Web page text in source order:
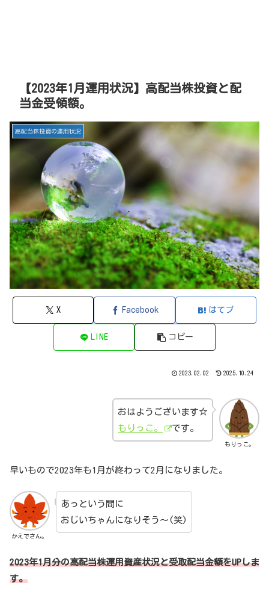
【2023年1月運用状況】高配当株投資と配
当金受領額。
高配当株投資の運用状況
X Facebook はてブ
LINE コピー
2023.02.02 2025.10.24
もりっこ。
おはようございます☆
もりっこ。
です。
早いもので2023年も1月が終わって2月になりました。
かえでさん。
あっという間に
おじいちゃんになりそう～(笑)
2023年1月分の高配当株運用資産状況と受取配当金額をUPしま
す。